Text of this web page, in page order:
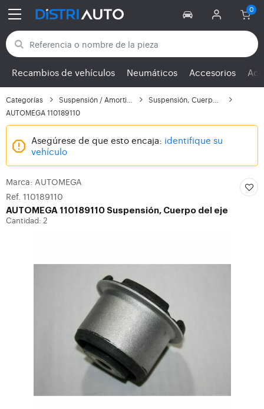
Volver a las categorías
Recambios de vehículos Neumáticos Accesorios
Categorías
AUTOMEGA 110189110
Asegúrese de que esto encaja: identifique su
vehículo
Marca: AUTOMEGA
Ref. 110189110
AUTOMEGA 110189110 Suspensión, Cuerpo del eje
Cantidad: 2